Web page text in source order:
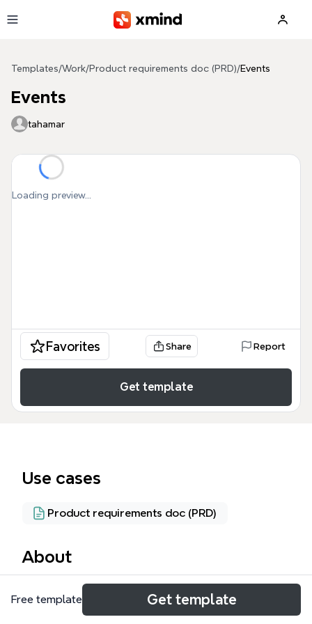
Templates/Work/Product requirements doc (PRD)/Events
Events
tahamar
Loading preview...
Favorites Share Report
Get template
Use cases
Product requirements doc (PRD)
About
Этот шаблон Xmind «Events» содержит 2169
узлов и предназначен для документирования
Free template Get template